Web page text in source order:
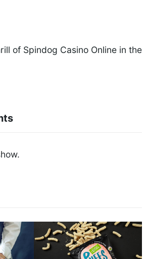
of Spindog Casino Online in the